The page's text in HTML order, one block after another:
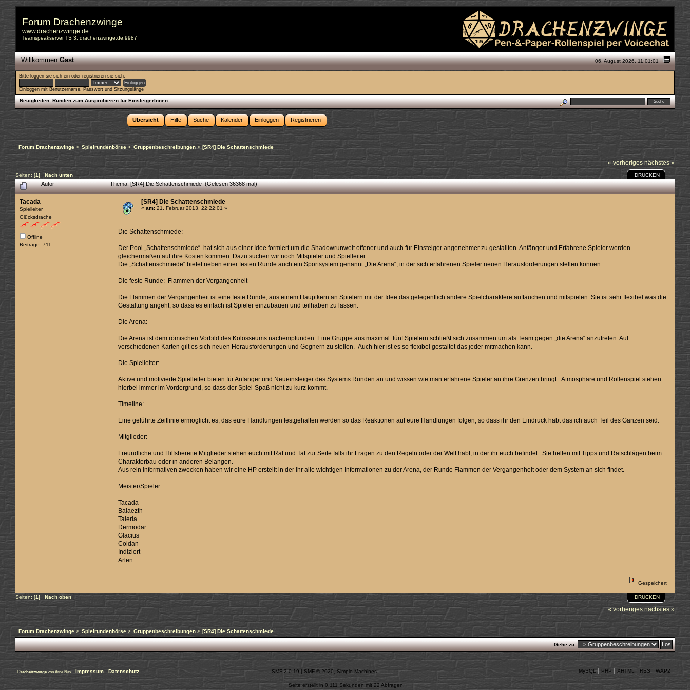
Forum Drachenzwinge
www.drachenzwinge.de
Teamspeakserver TS 3: drachenzwinge.de:9987
06. August 2026, 11:01:01
WillkommenGast
Bitte loggen sie sich ein oderregistrieren sie sich.
Einloggen mit Benutzername, Passwort und Sitzungslänge
Neuigkeiten: Runden zum Ausprobieren für EinsteigerInnen
Übersicht Hilfe Suche Kalender Einloggen Registrieren
Forum Drachenzwinge > Spielrundenbörse> Gruppenbeschreibungen> [SR4] Die Schattenschmiede
« vorheriges nächstes »
Seiten: [1] Nach unten DRUCKEN
Autor Thema: [SR4] Die Schattenschmiede (Gelesen 36368 mal)
Tacada
Spielleiter
Glücksdrache
Offline
Beiträge: 711
[SR4] Die Schattenschmiede
«am: 21. Februar 2013, 22:22:01 »
Die Schattenschmiede:
Der Pool „Schattenschmiede“ hat sich aus einer Idee formiert um die Shadowrunwelt offener und auch für Einsteiger angenehmer zu gestallten. Anfänger und Erfahrene Spieler werden
gleichermaßen auf ihre Kosten kommen. Dazu suchen wir noch Mitspieler und Spielleiter.
Die „Schattenschmiede“ bietet neben einer festen Runde auch ein Sportsystem genannt „Die Arena“, in der sich erfahrenen Spieler neuen Herausforderungen stellen können.
Die feste Runde: Flammen der Vergangenheit
Die Flammen der Vergangenheit ist eine feste Runde, aus einem Hauptkern an Spielern mit der Idee das gelegentlich andere Spielcharaktere auftauchen und mitspielen. Sie ist sehr flexibel was die
Gestaltung angeht, so dass es einfach ist Spieler einzubauen und teilhaben zu lassen.
Die Arena:
Die Arena ist dem römischen Vorbild des Kolosseums nachempfunden. Eine Gruppe aus maximal fünf Spielern schließt sich zusammen um als Team gegen „die Arena“ anzutreten. Auf
verschiedenen Karten gilt es sich neuen Herausforderungen und Gegnern zu stellen. Auch hier ist es so flexibel gestaltet das jeder mitmachen kann.
Die Spielleiter:
Aktive und motivierte Spielleiter bieten für Anfänger und Neueinsteiger des Systems Runden an und wissen wie man erfahrene Spieler an ihre Grenzen bringt. Atmosphäre und Rollenspiel stehen
hierbei immer im Vordergrund, so dass der Spiel-Spaß nicht zu kurz kommt.
Timeline:
Eine geführte Zeitlinie ermöglicht es, das eure Handlungen festgehalten werden so das Reaktionen auf eure Handlungen folgen, so dass ihr den Eindruck habt das ich auch Teil des Ganzen seid.
Mitglieder:
Freundliche und Hilfsbereite Mitglieder stehen euch mit Rat und Tat zur Seite falls ihr Fragen zu den Regeln oder der Welt habt, in der ihr euch befindet. Sie helfen mit Tipps und Ratschlägen beim
Charakterbau oder in anderen Belangen.
Aus rein Informativen zwecken haben wir eine HP erstellt in der ihr alle wichtigen Informationen zu der Arena, der Runde Flammen der Vergangenheit oder dem System an sich findet.
Meister/Spieler
Tacada
Balaezth
Taleria
Dermodar
Glacius
Coldan
Indiziert
Arlen
Gespeichert
DRUCKEN
Seiten: [1] Nach oben
« vorheriges nächstes »
Forum Drachenzwinge > Spielrundenbörse> Gruppenbeschreibungen> [SR4] Die Schattenschmiede
Gehe zu:
Drachenzwinge von Arne Nax - Impressum - Datenschutz SMF 2.0.19 | SMF © 2020 Simple Machines MySQL PHP XHTML RSS WAP2
Seite erstellt in 0.111 Sekunden mit 22 Abfragen.